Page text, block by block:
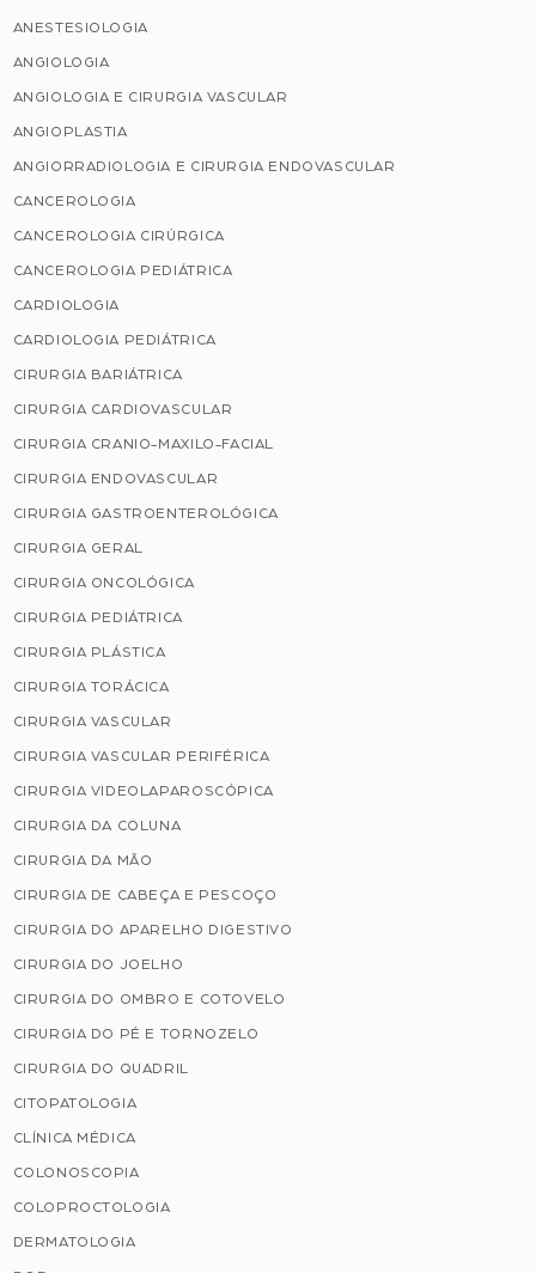
ANESTESIOLOGIA
ANGIOLOGIA
ANGIOLOGIA E CIRURGIA VASCULAR
ANGIOPLASTIA
ANGIORRADIOLOGIA E CIRURGIA ENDOVASCULAR
CANCEROLOGIA
CANCEROLOGIA CIRÚRGICA
CANCEROLOGIA PEDIÁTRICA
CARDIOLOGIA
CARDIOLOGIA PEDIÁTRICA
CIRURGIA BARIÁTRICA
CIRURGIA CARDIOVASCULAR
CIRURGIA CRANIO-MAXILO-FACIAL
CIRURGIA ENDOVASCULAR
CIRURGIA GASTROENTEROLÓGICA
CIRURGIA GERAL
CIRURGIA ONCOLÓGICA
CIRURGIA PEDIÁTRICA
CIRURGIA PLÁSTICA
CIRURGIA TORÁCICA
CIRURGIA VASCULAR
CIRURGIA VASCULAR PERIFÉRICA
CIRURGIA VIDEOLAPAROSCÓPICA
CIRURGIA DA COLUNA
CIRURGIA DA MÃO
CIRURGIA DE CABEÇA E PESCOÇO
CIRURGIA DO APARELHO DIGESTIVO
CIRURGIA DO JOELHO
CIRURGIA DO OMBRO E COTOVELO
CIRURGIA DO PÉ E TORNOZELO
CIRURGIA DO QUADRIL
CITOPATOLOGIA
CLÍNICA MÉDICA
COLONOSCOPIA
COLOPROCTOLOGIA
DERMATOLOGIA